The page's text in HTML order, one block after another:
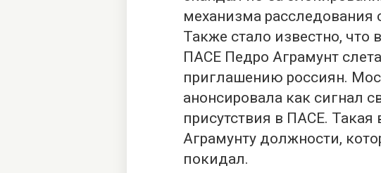
механизма расследования
Также стало известно, что
ПАСЕ Педро Аграмунт
приглашению россиян.
анонсировала как сигнал
присутствия в ПАСЕ. Такая
Аграмунту должности,
покидал.